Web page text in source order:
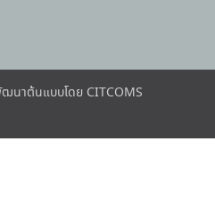
าต้นแบบโดย CITCOMS